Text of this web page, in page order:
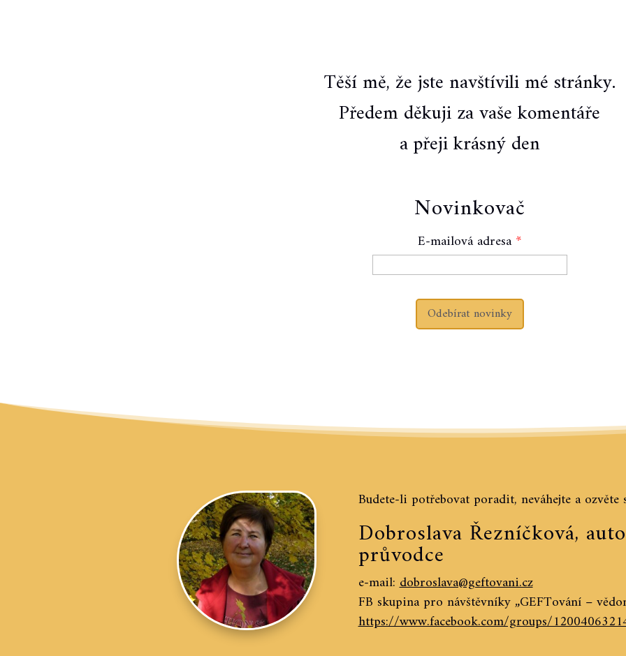
Těší mě, že jste navštívili mé stránky.
Předem děkuji za vaše komentáře
a přeji krásný den
Novinkovač
E-mailová adresa
Odebírat novinky
Budete-li potřebovat poradit, neváhejte a ozvěte
Dobroslava Řezníčková,
průvodce
e-mail:dobroslava@geftovani.cz
FB skupina pro návštěvníky „GEFTování –
https://www.facebook.com/groups/